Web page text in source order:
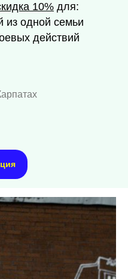
10% для:
из одной семьи
действий